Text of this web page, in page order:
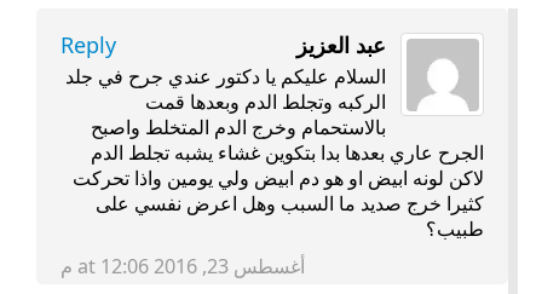
عبد العزيز Reply
السلام عليكم يا دكتور عندي جرح في جلد
الركبه وتجلط الدم وبعدها قمت
بالاستحمام وخرج الدم المتخلط واصبح
الجرح عاري بعدها بدا بتكوين غشاء يشبه تجلط الدم
لاكن لونه ابيض او هو دم ابيض ولي يومين واذا تحركت
كثيرا خرج صديد ما السبب وهل اعرض نفسي على
طبيب؟
أغسطس 23, 2016 at 12:06 م